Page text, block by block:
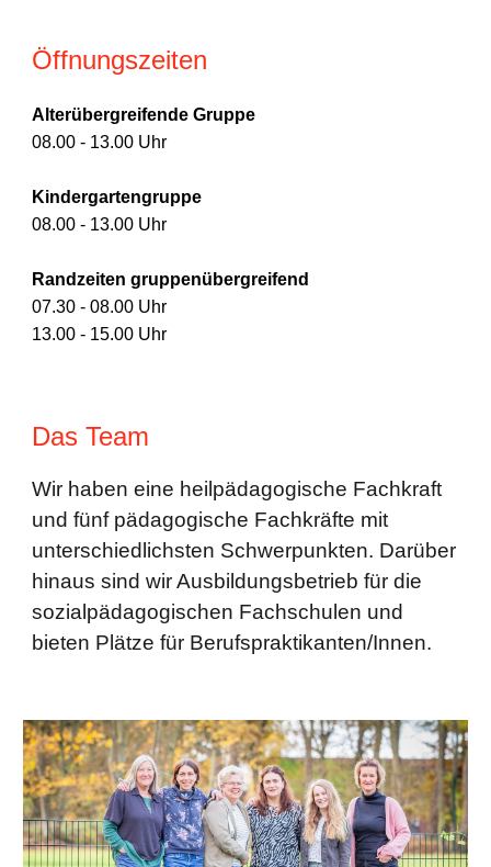
Öffnungszeiten
Alterübergreifende Gruppe
08.00 - 13.00 Uhr
Kindergartengruppe
08.00 - 13.00 Uhr
Randzeiten gruppenübergreifend
07.30 - 08.00 Uhr
13.00 - 15.00 Uhr
DasTeam
Wir haben eine heilpädagogische Fachkraft
und fünf pädagogische Fachkräfte mit
unterschiedlichsten Schwerpunkten. Darüber
hinaus sind wir Ausbildungsbetrieb für die
sozialpädagogischen Fachschulen und
bieten Plätze für Berufspraktikanten/Innen.